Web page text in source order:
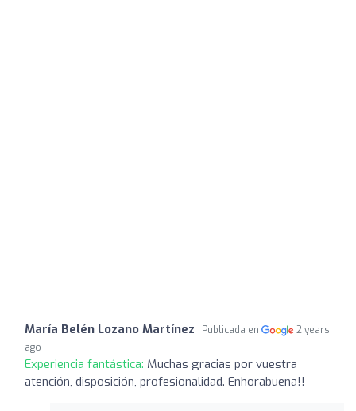
María Belén Lozano Martínez Publicada en
2 years
ago
Experiencia fantástica: Muchas gracias por vuestra
atención, disposición, profesionalidad. Enhorabuena!!